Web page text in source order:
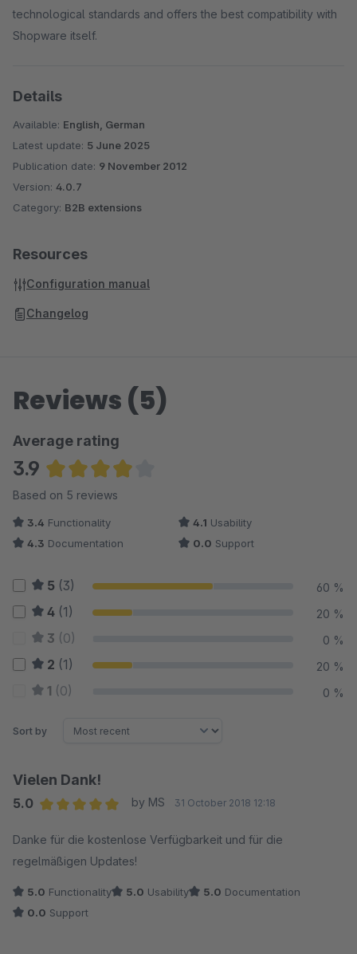
technological standards and offers the best compatibility with
Shopware itself.
Details
Available: English, German
Latest update: 5 June 2025
Publication date: 9 November 2012
Version: 4.0.7
Category: B2B extensions
Resources
Configuration manual
Changelog
Reviews (5)
Average rating
3.9
Average rating of 3.9 out of 5 stars
Based on 5 reviews
3.4 Functionality 4.1 Usability
4.3 Documentation 0.0 Support
5 (3) 60 %
4 (1) 20 %
3 (0) 0 %
2 (1) 20 %
1 (0) 0 %
Sort by
Vielen Dank!
5.0
by MS 31 October 2018 12:18
Danke für die kostenlose Verfügbarkeit und für die
regelmäßigen Updates!
5.0 Functionality 5.0 Usability 5.0 Documentation
0.0 Support